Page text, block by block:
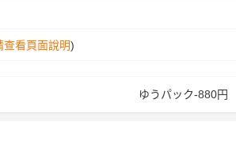
查看頁面說明)
ゆうパック-880円